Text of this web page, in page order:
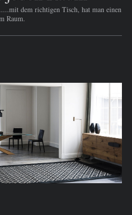
dem richtigen Tisch, hat man einen
Raum.